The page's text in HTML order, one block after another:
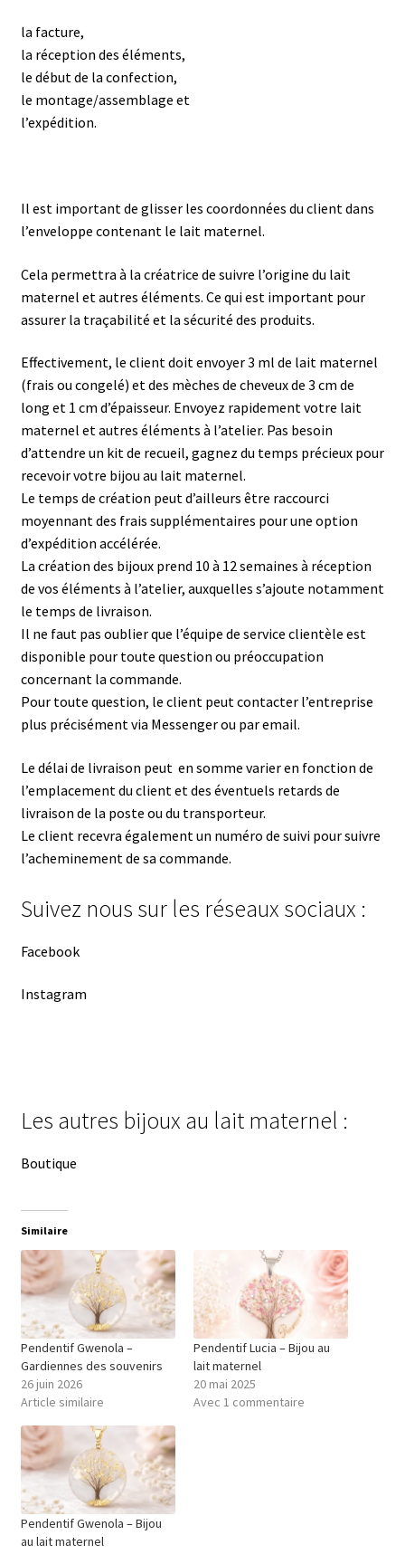
la facture,
la réception des éléments,
le début de la confection,
le montage/assemblage et
l’expédition.
Il est important de glisser les coordonnées du client dans
l’enveloppe contenant le lait maternel.
Cela permettra à la créatrice de suivre l’origine du lait
maternel et autres éléments. Ce qui est important pour
assurer la traçabilité et la sécurité des produits.
Effectivement, le client doit envoyer 3 ml de lait maternel
(frais ou congelé) et des mèches de cheveux de 3 cm de
long et 1 cm d’épaisseur. Envoyez rapidement votre lait
maternel et autres éléments à l’atelier. Pas besoin
d’attendre un kit de recueil, gagnez du temps précieux pour
recevoir votre bijou au lait maternel.
Le temps de création peut d’ailleurs être raccourci
moyennant des frais supplémentaires pour une option
d’expédition accélérée.
La création des bijoux prend 10 à 12 semaines à réception
de vos éléments à l’atelier, auxquelles s’ajoute notamment
le temps de livraison.
Il ne faut pas oublier que l’équipe de service clientèle est
disponible pour toute question ou préoccupation
concernant la commande.
Pour toute question, le client peut contacter l’entreprise
plus précisément via Messenger ou par email.
Le délai de livraison peut en somme varier en fonction de
l’emplacement du client et des éventuels retards de
livraison de la poste ou du transporteur.
Le client recevra également un numéro de suivi pour suivre
l’acheminement de sa commande.
Suivez nous sur les réseaux sociaux :
Facebook
Instagram
Les autres bijoux au lait maternel :
Boutique
Similaire
Pendentif Gwenola –
Gardiennes des souvenirs
26 juin 2026
Article similaire
Pendentif Lucia – Bijou au
lait maternel
20 mai 2025
Avec 1 commentaire
Pendentif Gwenola – Bijou
au lait maternel